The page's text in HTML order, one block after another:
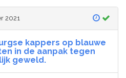
2021
kappers op blauwe
in de aanpak tegen
geweld.